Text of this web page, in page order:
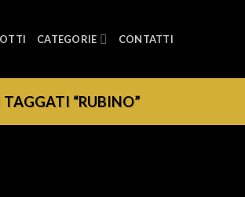
CATEGORIE CONTATTI
“RUBINO”